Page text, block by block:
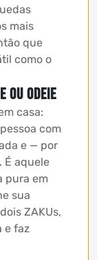
mais
que
como o
ou odeie
casa:
com
e — por
É aquele
pura em
sua
ZAKUs,
e faz